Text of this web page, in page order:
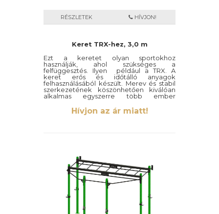
RÉSZLETEK HÍVJON!
Keret TRX-hez, 3,0 m
Ezt a keretet olyan sportokhoz
használják, ahol szükséges a
felfüggesztés. Ilyen például a TRX. A
keret erős és időtálló anyagok
felhasználásából készült. Merev és stabil
szerkezetének köszönhetően kiválóan
alkalmas egyszerre több ember
Hívjon az ár miatt!